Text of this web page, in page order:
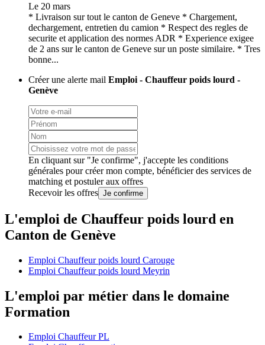
Le 20 mars
* Livraison sur tout le canton de Geneve * Chargement,
dechargement, entretien du camion * Respect des regles de
securite et application des normes ADR * Experience exigee
de 2 ans sur le canton de Geneve sur un poste similaire. * Tres
bonne...
Créer une alerte mail Emploi - Chauffeur poids lourd -
Genève
En cliquant sur "Je confirme", j'accepte les conditions
générales pour créer mon compte, bénéficier des services de
matching et postuler aux offres
Recevoir les offres Je confirme
L'emploi de Chauffeur poids lourd en
Canton de Genève
Emploi Chauffeur poids lourd Carouge
Emploi Chauffeur poids lourd Meyrin
L'emploi par métier dans le domaine
Formation
Emploi Chauffeur PL